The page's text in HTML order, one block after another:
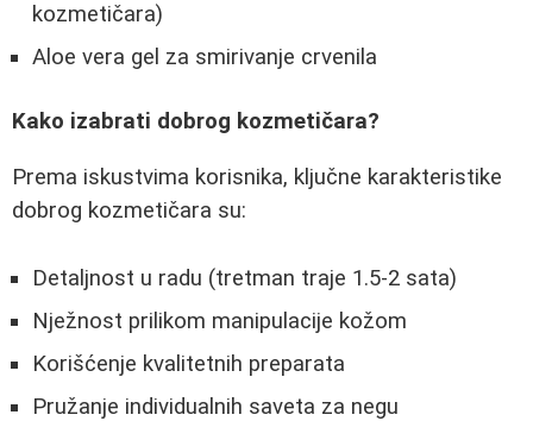
kozmetičara)
Aloe vera gel za smirivanje crvenila
Kako izabrati dobrog kozmetičara?
Prema iskustvima korisnika, ključne karakteristike
dobrog kozmetičara su:
Detaljnost u radu (tretman traje 1.5-2 sata)
Nježnost prilikom manipulacije kožom
Korišćenje kvalitetnih preparata
Pružanje individualnih saveta za negu